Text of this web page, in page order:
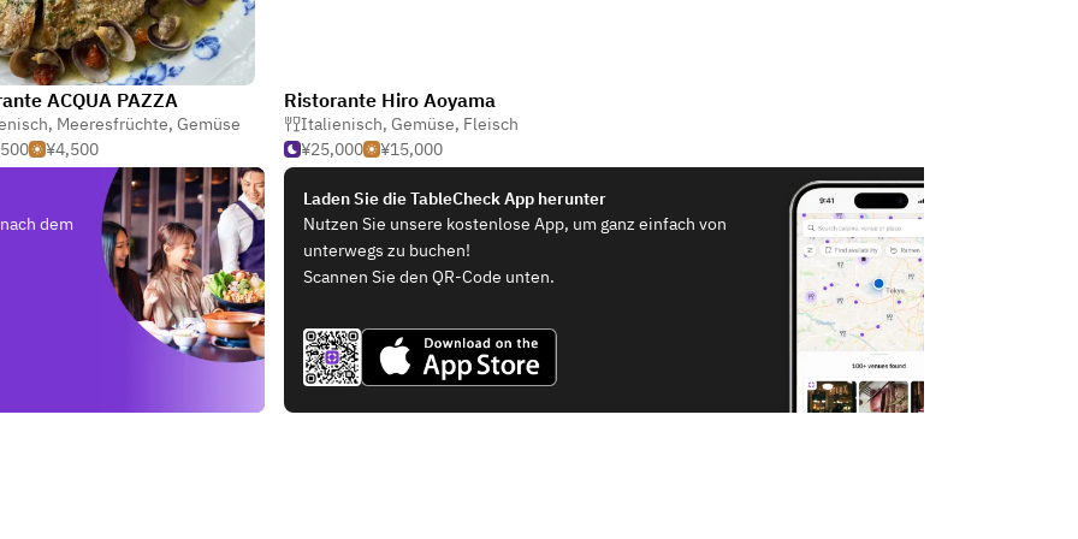
ACQUA PAZZA
, Meeresfrüchte, Gemüse
¥4,500
Ristorante Hiro Aoyama
Italienisch, Gemüse, Fleisch
¥25,000
¥15,000
dem
Laden Sie die TableCheck App herunter
Nutzen Sie unsere kostenlose App, um ganz einfach von
unterwegs zu buchen!
Scannen Sie den QR-Code unten.